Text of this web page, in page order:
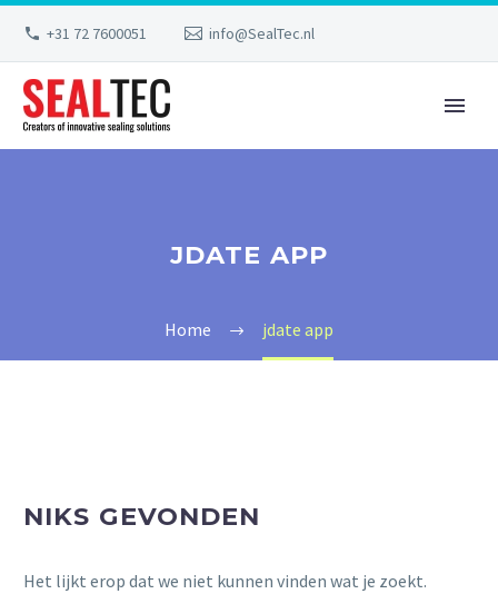
+31 72 7600051 info@SealTec.nl
JDATE APP
Home jdate app
NIKS GEVONDEN
Het lijkt erop dat we niet kunnen vinden wat je zoekt.